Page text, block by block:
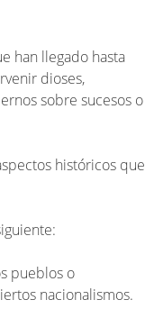
han llegado hasta
dioses,
sobre sucesos o
históricos que
pueblos o
nacionalismos.